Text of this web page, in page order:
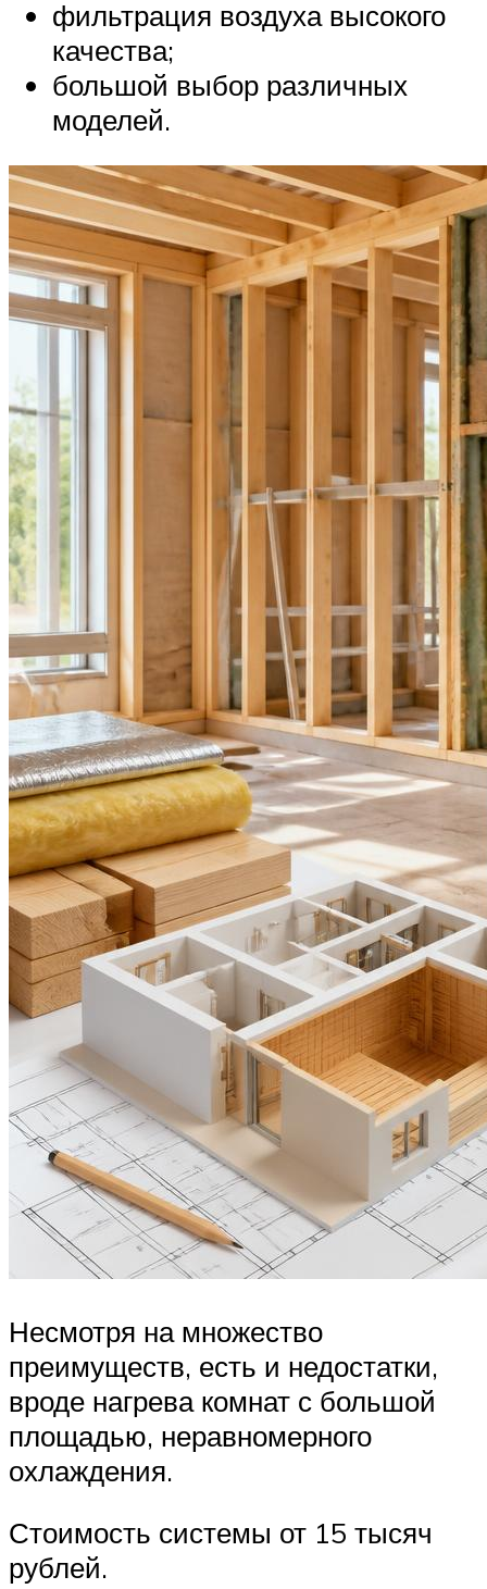
фильтрация воздуха высокого
качества;
большой выбор различных
моделей.
Несмотря на множество
преимуществ, есть и недостатки,
вроде нагрева комнат с большой
площадью, неравномерного
охлаждения.
Стоимость системы от 15 тысяч
рублей.